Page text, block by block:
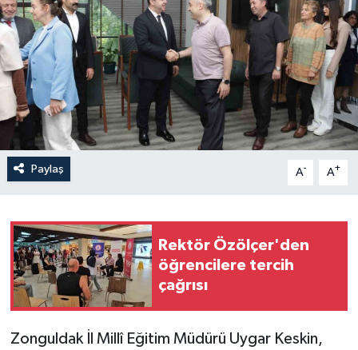
Paylaş A- A+
Rektör Özölçer'den
öğrencilere tercih
çağrısı
Zonguldak İl Millî Eğitim Müdürü Uygar Keskin,